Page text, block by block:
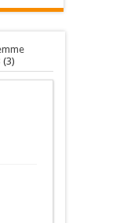
(3)